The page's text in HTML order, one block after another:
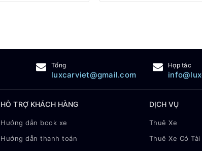
Tổng
luxcarviet@gmail.com
Hợp tác
HỖ TRỢ KHÁCH HÀNG
Hướng dẫn book xe
Hướng dẫn thanh toán
DỊCH VỤ
Thuê Xe
Thuê Xe Có Tài